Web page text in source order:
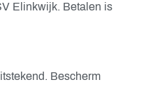
Elinkwijk. Betalen is
Bescherm